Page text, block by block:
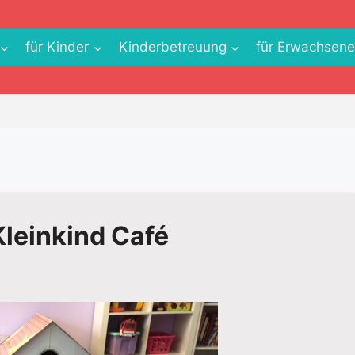
für Kinder Kinderbetreuung für Erwachsene
Café